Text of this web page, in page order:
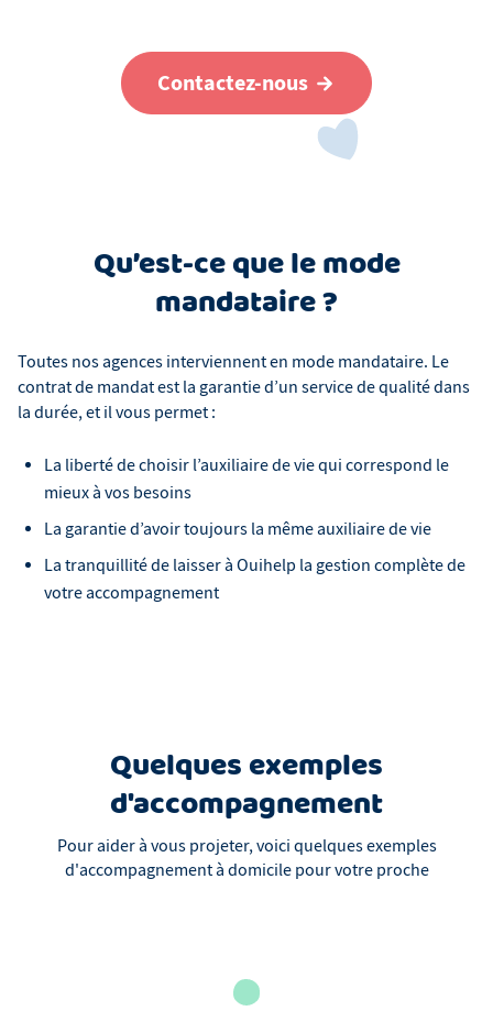
Contactez-nous
Qu’est-ce que le mode
mandataire ?
Toutes nos agences interviennent en mode mandataire. Le
contrat de mandat est la garantie d’un service de qualité dans
la durée, et il vous permet :
La liberté de choisir l’auxiliaire de vie qui correspond le
mieux à vos besoins
La garantie d’avoir toujours la même auxiliaire de vie
La tranquillité de laisser à Ouihelp la gestion complète de
votre accompagnement
Quelques exemples
d'accompagnement
Pour aider à vous projeter, voici quelques exemples
d'accompagnement à domicile pour votre proche